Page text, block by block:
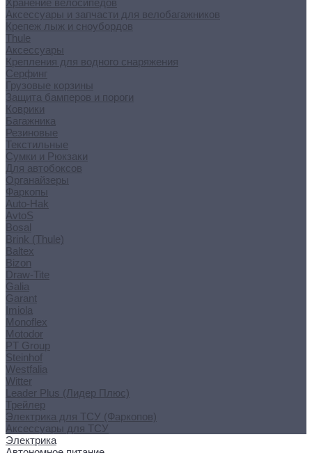
Хранение велосипедов
Аксессуары и запчасти для велобагажников
Крепеж лыж и сноубордов
Thule
Аксессуары
Крепления для водного снаряжения
Серфинг
Грузовые корзины
Защита бамперов и пороги
Коврики
Багажника
Резиновые
Текстильные
Сумки и Рюкзаки
Для автобоксов
Органайзеры
Фаркопы
Auto-Hak
AvtoS
Bosal
Brink (Thule)
Baltex
Bizon
Draw-Tite
Galia
Garant
Imiola
Monoflex
Motodor
PT Group
Steinhof
Westfalia
Witter
Leader Plus (Лидер Плюс)
Трейлер
Электрика для ТСУ (Фаркопов)
Аксессуары для ТСУ
Электрика